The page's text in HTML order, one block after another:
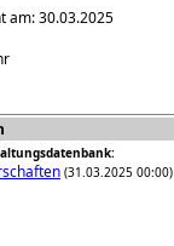
am: 30.03.2025
(31.03.2025 00:00)